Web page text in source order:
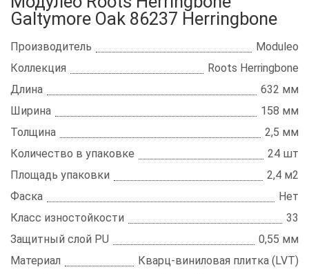
Galtymore Oak 86237 Herringbone
Производитель
Moduleo
Коллекция
Roots Herringbone
Длина
632 мм
Ширина
158 мм
Толщина
2,5 мм
Количество в упаковке
24 шт
Площадь упаковки
2,4 м2
Фаска
Нет
Класс изностойкости
33
Защитный слой PU
0,55 мм
Материал
Кварц-виниловая плитка (LVT)